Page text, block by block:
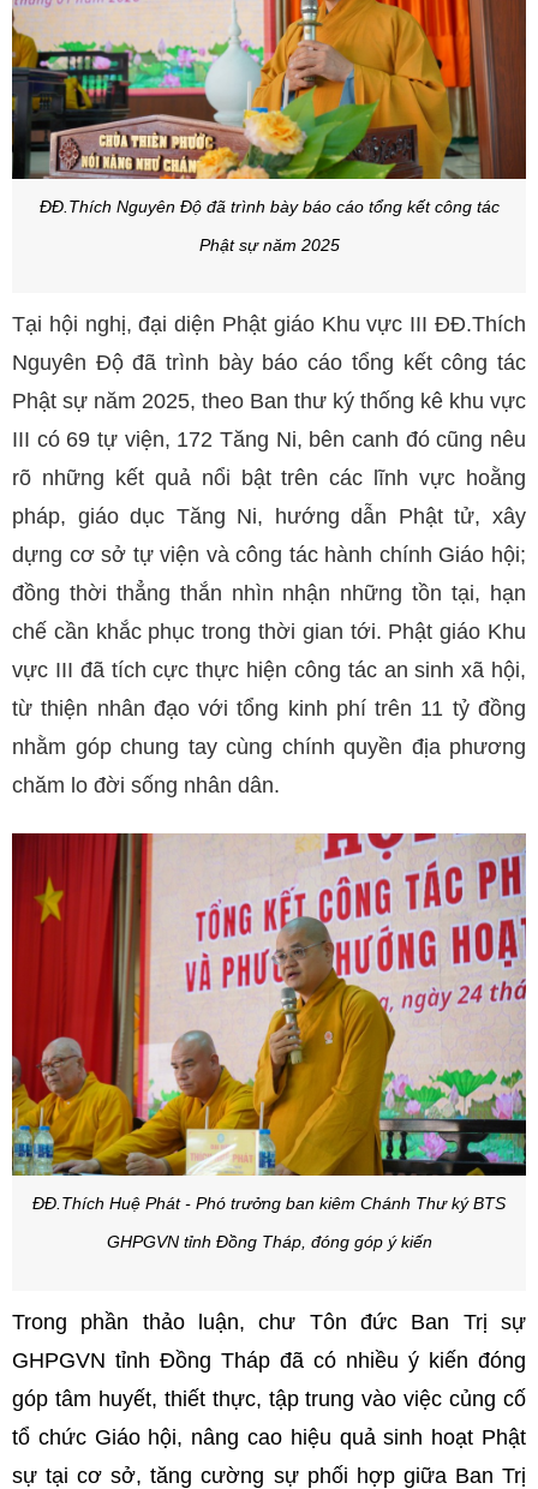
ĐĐ.Thích Nguyên Độ đã trình bày báo cáo tổng kết công tác
Phật sự năm 2025
Tại hội nghị, đại diện Phật giáo Khu vực III ĐĐ.Thích
Nguyên Độ đã trình bày báo cáo tổng kết công tác
Phật sự năm 2025, theo Ban thư ký thống kê khu vực
III có 69 tự viện, 172 Tăng Ni, bên canh đó cũng nêu
rõ những kết quả nổi bật trên các lĩnh vực hoằng
pháp, giáo dục Tăng Ni, hướng dẫn Phật tử, xây
dựng cơ sở tự viện và công tác hành chính Giáo hội;
đồng thời thẳng thắn nhìn nhận những tồn tại, hạn
chế cần khắc phục trong thời gian tới. Phật giáo Khu
vực III đã tích cực thực hiện công tác an sinh xã hội,
từ thiện nhân đạo với tổng kinh phí trên 11 tỷ đồng
nhằm góp chung tay cùng chính quyền địa phương
chăm lo đời sống nhân dân.
ĐĐ.Thích Huệ Phát - Phó trưởng ban kiêm Chánh Thư ký BTS
GHPGVN tỉnh Đồng Tháp, đóng góp ý kiến
Trong phần thảo luận, chư Tôn đức Ban Trị sự
GHPGVN tỉnh Đồng Tháp đã có nhiều ý kiến đóng
góp tâm huyết, thiết thực, tập trung vào việc củng cố
tổ chức Giáo hội, nâng cao hiệu quả sinh hoạt Phật
sự tại cơ sở, tăng cường sự phối hợp giữa Ban Trị